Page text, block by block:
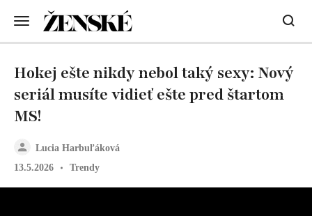
Lucia Harbuľáková
13.5.2026
Trendy
Hokej ešte nikdy nebol taký sexy: Nový
seriál musíte vidieť ešte pred štartom
MS!